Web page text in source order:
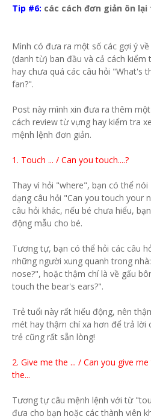
Tip #6: các cách đơn giản ôn
Mình có đưa ra một số các gợi ý
(danh từ) ban đầu và cả cách
hay chưa quá các câu hỏi "What's
fan?".
Post này mình xin đưa ra thêm
cách review từ vựng hay kiểm tra
mệnh lệnh đơn giản.
1. Touch ... / Can you touch....?
Thay vì hỏi "where", bạn có thể
dạng câu hỏi "Can you touch your
câu hỏi khác, nếu bé chưa hiểu,
động mẫu cho bé.
Tương tự, bạn có thể hỏi các câu
những người xung quanh trong
nose?", hoặc thậm chí là về gấu
touch the bear's ears?".
Trẻ tuổi này rất hiếu động, nên
mét hay thậm chí xa hơn để trả lời
trẻ cũng rất sẵn lòng!
2. Give me the ... / Can you give
the...
Tương tự câu mệnh lệnh với từ
đưa cho bạn hoặc các thành viên